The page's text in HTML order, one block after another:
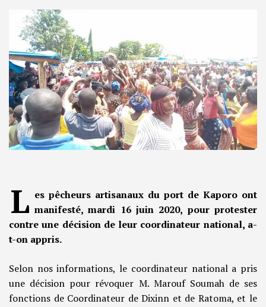
L es pêcheurs artisanaux du port de Kaporo ont
manifesté, mardi 16 juin 2020, pour protester
contre une décision de leur coordinateur national, a-
t-on appris.
Selon nos informations, le coordinateur national a pris
une décision pour révoquer M. Marouf Soumah de ses
fonctions de Coordinateur de Dixinn et de Ratoma, et le